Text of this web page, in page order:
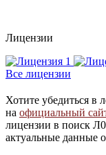
Лицензии
Все лицензии
Хотите убедиться в
на официальный
лицензии в поиск
актуальные данные